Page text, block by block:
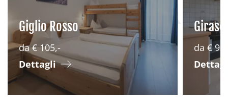
Giglio Rosso
da€ 105,-
Dettagli
da €